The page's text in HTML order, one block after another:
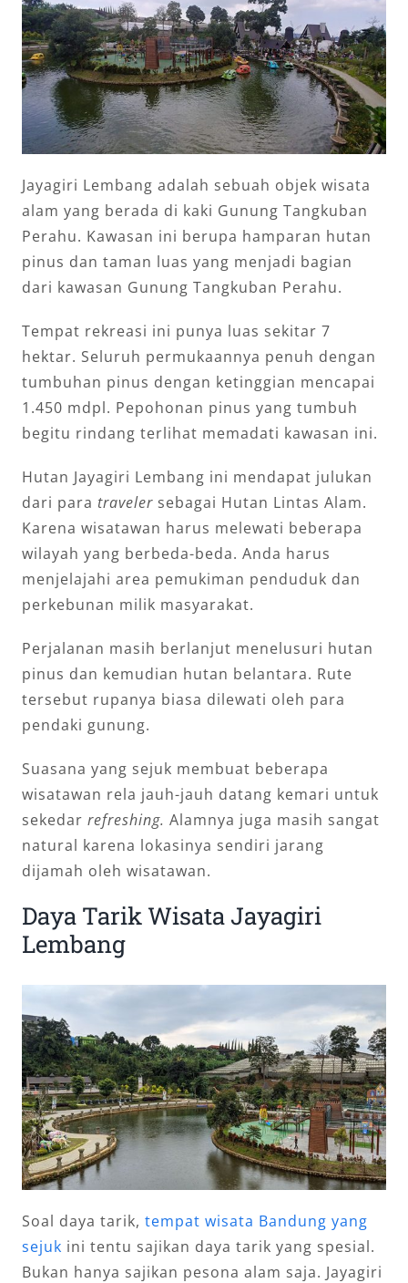
Jayagiri Lembang adalah sebuah objek wisata
alam yang berada di kaki Gunung Tangkuban
Perahu. Kawasan ini berupa hamparan hutan
pinus dan taman luas yang menjadi bagian
dari kawasan Gunung Tangkuban Perahu.
Tempat rekreasi ini punya luas sekitar 7
hektar. Seluruh permukaannya penuh dengan
tumbuhan pinus dengan ketinggian mencapai
1.450 mdpl. Pepohonan pinus yang tumbuh
begitu rindang terlihat memadati kawasan ini.
Hutan Jayagiri Lembang ini mendapat julukan
dari para traveler sebagai Hutan Lintas Alam.
Karena wisatawan harus melewati beberapa
wilayah yang berbeda-beda. Anda harus
menjelajahi area pemukiman penduduk dan
perkebunan milik masyarakat.
Perjalanan masih berlanjut menelusuri hutan
pinus dan kemudian hutan belantara. Rute
tersebut rupanya biasa dilewati oleh para
pendaki gunung.
Suasana yang sejuk membuat beberapa
wisatawan rela jauh-jauh datang kemari untuk
sekedar refreshing. Alamnya juga masih sangat
natural karena lokasinya sendiri jarang
dijamah oleh wisatawan.
Daya Tarik Wisata Jayagiri
Lembang
Soal daya tarik, tempat wisata Bandung yang
sejuk ini tentu sajikan daya tarik yang spesial.
Bukan hanya sajikan pesona alam saja. Jayagiri